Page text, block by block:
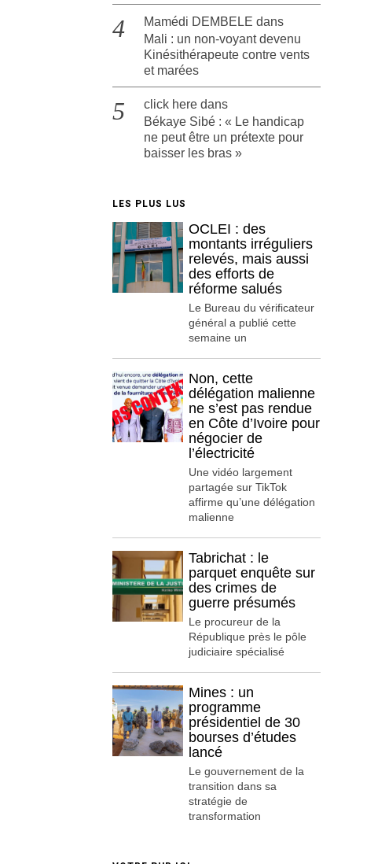
Mamédi DEMBELE dans
Mali : un non-voyant devenu
Kinésithérapeute contre vents
et marées
click here dans
Békaye Sibé : « Le handicap
ne peut être un prétexte pour
baisser les bras »
LES PLUS LUS
OCLEI : des
montants irréguliers
relevés, mais aussi
des efforts de
réforme salués
Le Bureau du vérificateur
général a publié cette
semaine un
Non, cette
délégation malienne
ne s’est pas rendue
en Côte d’Ivoire pour
négocier de
l’électricité
Une vidéo largement
partagée sur TikTok
affirme qu’une délégation
malienne
Tabrichat : le
parquet enquête sur
des crimes de
guerre présumés
Le procureur de la
République près le pôle
judiciaire spécialisé
Mines : un
programme
présidentiel de 30
bourses d’études
lancé
Le gouvernement de la
transition dans sa
stratégie de
transformation